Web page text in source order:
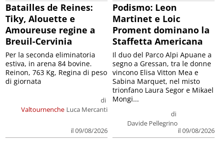
Batailles de Reines:
Tiky, Alouette e
Amoureuse regine a
Breuil-Cervinia
Valtournenche
di
Luca Mercanti
il 09/08/2026
Per la seconda eliminatoria
estiva, in arena 84 bovine.
Reinon, 763 Kg, Regina di peso
di giornata
Podismo: Leon
Martinet e Loic
Proment dominano la
Staffetta Americana
di
Davide Pellegrino
il 09/08/2026
Il duo del Parco Alpi Apuane a
segno a Gressan, tra le donne
vincono Elisa Vitton Mea e
Sabina Marquet, nel misto
trionfano Laura Segor e Mikael
Mongi...